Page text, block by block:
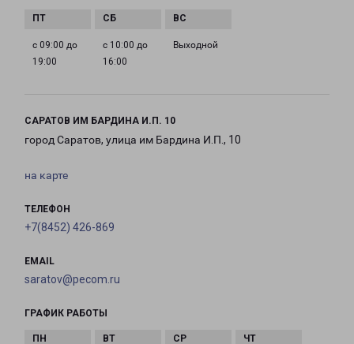
с 09:00 до
19:00
с 10:00 до
16:00
Выходной
САРАТОВ ИМ БАРДИНА И.П. 10
город Саратов, улица им Бардина И.П., 10
на карте
ТЕЛЕФОН
+7(8452) 426-869
EMAIL
saratov@pecom.ru
ГРАФИК РАБОТЫ